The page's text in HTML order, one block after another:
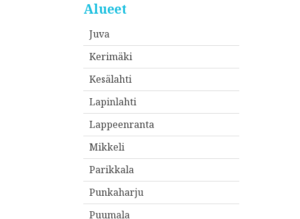
Alueet
Juva
Kerimäki
Kesälahti
Lapinlahti
Lappeenranta
Mikkeli
Parikkala
Punkaharju
Puumala